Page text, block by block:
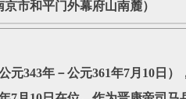
市和平门外幕府山南麓）
343年－公元361年7月10日）